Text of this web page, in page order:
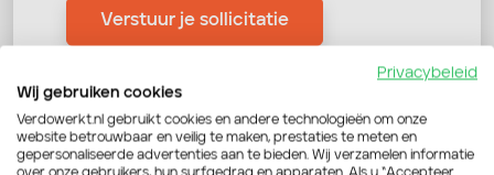
Verstuur je sollicitatie
Privacybeleid
Wij gebruiken cookies
Verdowerkt.nl gebruikt cookies en andere technologieën om onze
website betrouwbaar en veilig te maken, prestaties te meten en
gepersonaliseerde advertenties aan te bieden. Wij verzamelen informatie